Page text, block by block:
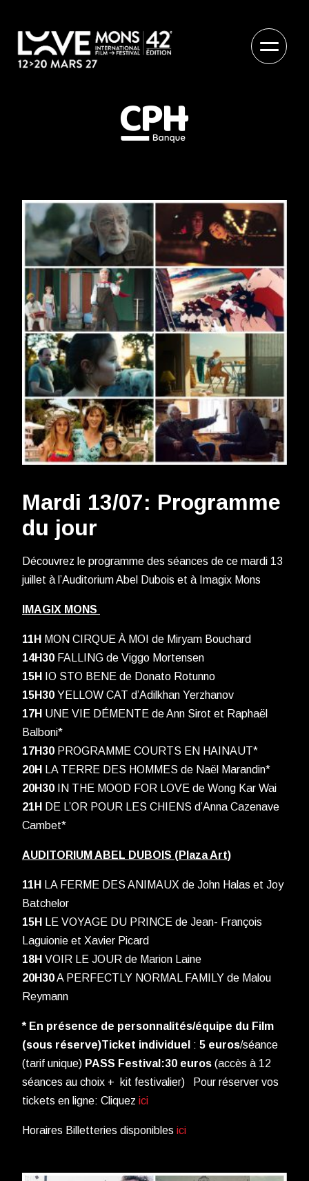
Mardi 13/07: Programme
du jour
Découvrez le programme des séances de ce mardi 13
juillet à l’Auditorium Abel Dubois et à Imagix Mons
IMAGIX MONS
11H MON CIRQUE À MOI de Miryam Bouchard
14H30 FALLING de Viggo Mortensen
15H
IO STO BENE de Donato Rotunno
15H30 YELLOW CAT d’Adilkhan Yerzhanov
17H UNE VIE DÉMENTE de Ann Sirot et Raphaël
Balboni*
17H30 PROGRAMME COURTS EN HAINAUT*
20H
LA TERRE DES HOMMES de Naël Marandin*
20H30
IN THE MOOD FOR LOVE de Wong Kar Wai
21H DE L’OR POUR LES CHIENS d’Anna Cazenave
Cambet*
AUDITORIUM ABEL DUBOIS (Plaza Art)
11H
LA FERME DES ANIMAUX de John Halas et Joy
Batchelor
15H
LE VOYAGE DU PRINCE de Jean- François
Laguionie et Xavier Picard
18H VOIR LE JOUR de Marion Laine
20H30A PERFECTLY NORMAL FAMILY de Malou
Reymann
* En présence de personnalités/équipe du Film
(sous réserve)Ticket individuel : 5 euros/séance
(tarif unique) PASS Festival:30 euros (accès à 12
séances au choix + kit festivalier) Pour réserver vos
tickets en ligne: Cliquez ici
Horaires Billetteries disponibles ici